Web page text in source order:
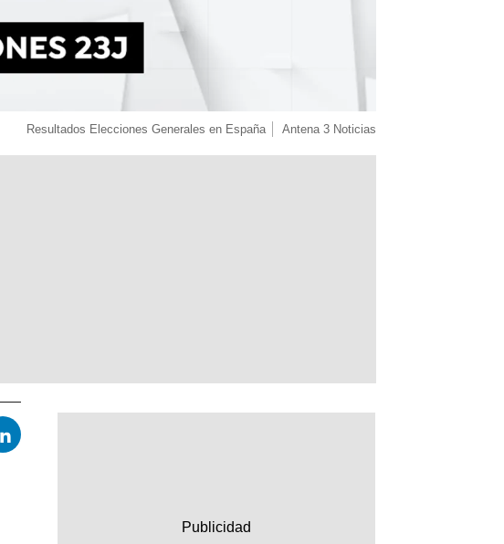
Resultados Elecciones Generales en España Antena 3 Noticias
Linkedin